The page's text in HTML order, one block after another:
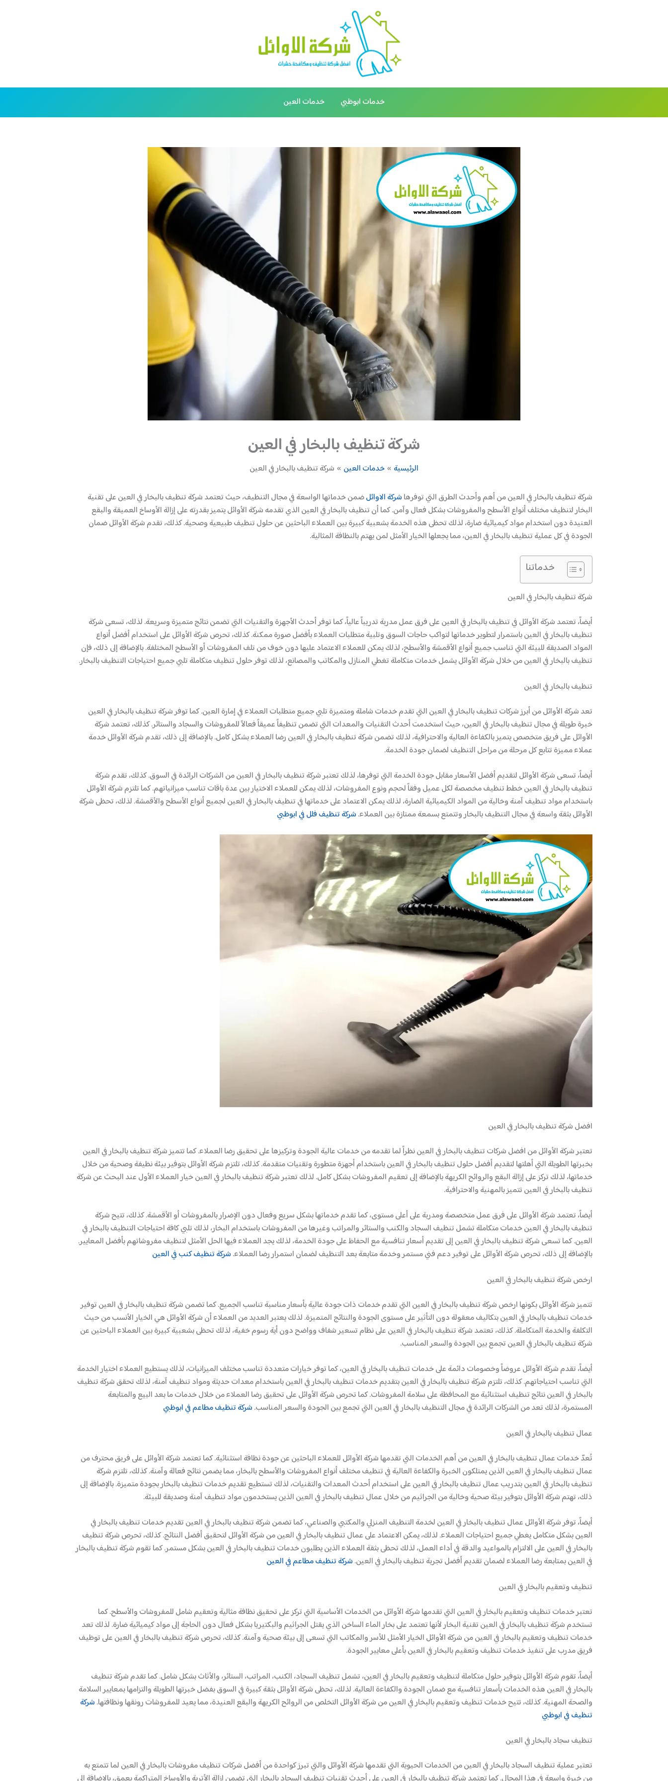
خدمات ابوظبي خدمات العين
شركة تنظيف بالبخار في العين
الرئيسية خدمات العين شركة تنظيف بالبخار في العين
شركة تنظيف بالبخار في العين من أهم وأحدث الطرق التي توفرهاشركة الاوائلضمن خدماتها الواسعة في مجال التنظيف، حيث تعتمد شركة تنظيف بالبخار في العين على تقنية
البخار لتنظيف مختلف أنواع الأسطح والمفروشات بشكل فعال وآمن. كما أن تنظيف بالبخار في العين الذي تقدمه شركة الأوائل يتميز بقدرته على إزالة الأوساخ العميقة والبقع
العنيدة دون استخدام مواد كيميائية ضارة، لذلك تحظى هذه الخدمة بشعبية كبيرة بين العملاء الباحثين عن حلول تنظيف طبيعية وصحية. كذلك، تقدم شركة الأوائل ضمان
الجودة في كل عملية تنظيف بالبخار في العين، مما يجعلها الخيار الأمثل لمن يهتم بالنظافة المثالية.
خدماتنا
شركة تنظيف بالبخار في العين
أيضاً، تعتمد شركة الأوائل في تنظيف بالبخار في العين على فرق عمل مدربة تدريباً عالياً، كما توفر أحدث الأجهزة والتقنيات التي تضمن نتائج متميزة وسريعة. لذلك، تسعى شركة
تنظيف بالبخار في العين باستمرار لتطوير خدماتها لتواكب حاجات السوق وتلبية متطلبات العملاء بأفضل صورة ممكنة. كذلك، تحرص شركة الأوائل على استخدام أفضل أنواع
المواد الصديقة للبيئة التي تناسب جميع أنواع الأقمشة والأسطح، لذلك يمكن للعملاء الاعتماد عليها دون خوف من تلف المفروشات أو الأسطح المختلفة. بالإضافة إلى ذلك، فإن
تنظيف بالبخار في العين من خلال شركة الأوائل يشمل خدمات متكاملة تغطي المنازل والمكاتب والمصانع، لذلك توفر حلول تنظيف متكاملة تلبي جميع احتياجات التنظيف بالبخار.
تنظيف بالبخار في العين
تعد شركة الأوائل من أبرز شركات تنظيف بالبخار في العين التي تقدم خدمات شاملة ومتميزة تلبي جميع متطلبات العملاء في إمارة العين. كما توفر شركة تنظيف بالبخار في العين
خبرة طويلة في مجال تنظيف بالبخار في العين، حيث استخدمت أحدث التقنيات والمعدات التي تضمن تنظيفاً عميقاً فعالاً للمفروشات والسجاد والستائر. كذلك، تعتمد شركة
الأوائل على فريق متخصص يتميز بالكفاءة العالية والاحترافية، لذلك تضمن شركة تنظيف بالبخار في العين رضا العملاء بشكل كامل. بالإضافة إلى ذلك، تقدم شركة الأوائل خدمة
عملاء مميزة تتابع كل مرحلة من مراحل التنظيف لضمان جودة الخدمة.
أيضاً، تسعى شركة الأوائل لتقديم أفضل الأسعار مقابل جودة الخدمة التي توفرها، لذلك تعتبر شركة تنظيف بالبخار في العين من الشركات الرائدة في السوق. كذلك، تقدم شركة
تنظيف بالبخار في العين خطط تنظيف مخصصة لكل عميل وفقاً لحجم ونوع المفروشات، لذلك يمكن للعملاء الاختيار بين عدة باقات تناسب ميزانياتهم. كما تلتزم شركة الأوائل
باستخدام مواد تنظيف آمنة وخالية من المواد الكيميائية الضارة، لذلك يمكن الاعتماد على خدماتها في تنظيف بالبخار في العين لجميع أنواع الأسطح والأقمشة. لذلك، تحظى شركة
الأوائل بثقة واسعة في مجال التنظيف بالبخار وتتمتع بسمعة ممتازة بين العملاء.شركة تنظيف فلل في ابوظبي
افضل شركة تنظيف بالبخار في العين
تعتبر شركة الأوائل من افضل شركات تنظيف بالبخار في العين نظراً لما تقدمه من خدمات عالية الجودة وتركيزها على تحقيق رضا العملاء. كما تتميز شركة تنظيف بالبخار في العين
بخبرتها الطويلة التي أهلتها لتقديم أفضل حلول تنظيف بالبخار في العين باستخدام أجهزة متطورة وتقنيات متقدمة. كذلك، تلتزم شركة الأوائل بتوفير بيئة نظيفة وصحية من خلال
خدماتها، لذلك تركز على إزالة البقع والروائح الكريهة بالإضافة إلى تعقيم المفروشات بشكل كامل. لذلك تعتبر شركة تنظيف بالبخار في العين خيار العملاء الأول عند البحث عن شركة
تنظيف بالبخار في العين تتميز بالمهنية والاحترافية.
أيضاً، تعتمد شركة الأوائل على فرق عمل متخصصة ومدربة على أعلى مستوى، كما تقدم خدماتها بشكل سريع وفعال دون الإضرار بالمفروشات أو الأقمشة. كذلك، تتيح شركة
تنظيف بالبخار في العين خدمات متكاملة تشمل تنظيف السجاد والكنب والستائر والمراتب وغيرها من المفروشات باستخدام البخار، لذلك تلبي كافة احتياجات التنظيف بالبخار في
العين. كما تسعى شركة تنظيف بالبخار في العين إلى تقديم أسعار تنافسية مع الحفاظ على جودة الخدمة، لذلك يجد العملاء فيها الحل الأمثل لتنظيف مفروشاتهم بأفضل المعايير.
بالإضافة إلى ذلك، تحرص شركة الأوائل على توفير دعم فني مستمر وخدمة متابعة بعد التنظيف لضمان استمرار رضا العملاء.شركة تنظيف كنب في العين
ارخص شركة تنظيف بالبخار في العين
تتميز شركة الأوائل بكونها ارخص شركة تنظيف بالبخار في العين التي تقدم خدمات ذات جودة عالية بأسعار مناسبة تناسب الجميع. كما تضمن شركة تنظيف بالبخار في العين توفير
خدمات تنظيف بالبخار في العين بتكاليف معقولة دون التأثير على مستوى الجودة والنتائج المتميزة. لذلك يعتبر العديد من العملاء أن شركة الأوائل هي الخيار الأنسب من حيث
التكلفة والخدمة المتكاملة. كذلك، تعتمد شركة تنظيف بالبخار في العين على نظام تسعير شفاف وواضح دون أية رسوم خفية، لذلك تحظى بشعبية كبيرة بين العملاء الباحثين عن
شركة تنظيف بالبخار في العين تجمع بين الجودة والسعر المناسب.
أيضاً، تقدم شركة الأوائل عروضاً وخصومات دائمة على خدمات تنظيف بالبخار في العين، كما توفر خيارات متعددة تناسب مختلف الميزانيات، لذلك يستطيع العملاء اختيار الخدمة
التي تناسب احتياجاتهم. كذلك، تلتزم شركة تنظيف بالبخار في العين بتقديم خدمات تنظيف بالبخار في العين باستخدام معدات حديثة ومواد تنظيف آمنة، لذلك تحقق شركة تنظيف
بالبخار في العين نتائج تنظيف استثنائية مع المحافظة على سلامة المفروشات. كما تحرص شركة الأوائل على تحقيق رضا العملاء من خلال خدمات ما بعد البيع والمتابعة
المستمرة، لذلك تعد من الشركات الرائدة في مجال التنظيف بالبخار في العين التي تجمع بين الجودة والسعر المناسب.شركة تنظيف مطاعم في ابوظبي
عمال تنظيف بالبخار في العين
تُعدّ خدمات عمال تنظيف بالبخار في العين من أهم الخدمات التي تقدمها شركة الأوائل للعملاء الباحثين عن جودة نظافة استثنائية. كما تعتمد شركة الأوائل على فريق محترف من
عمال تنظيف بالبخار في العين الذين يمتلكون الخبرة والكفاءة العالية في تنظيف مختلف أنواع المفروشات والأسطح بالبخار، مما يضمن نتائج فعالة وآمنة. كذلك، تلتزم شركة
تنظيف بالبخار في العين بتدريب عمال تنظيف بالبخار في العين على استخدام أحدث المعدات والتقنيات، لذلك تستطيع تقديم خدمات تنظيف بالبخار بجودة متميزة. بالإضافة إلى
ذلك، تهتم شركة الأوائل بتوفير بيئة صحية وخالية من الجراثيم من خلال عمال تنظيف بالبخار في العين الذين يستخدمون مواد تنظيف آمنة وصديقة للبيئة.
أيضاً، توفر شركة الأوائل عمال تنظيف بالبخار في العين لخدمة التنظيف المنزلي والمكتبي والصناعي، كما تضمن شركة تنظيف بالبخار في العين تقديم خدمات تنظيف بالبخار في
العين بشكل متكامل يغطي جميع احتياجات العملاء. لذلك، يمكن الاعتماد على عمال تنظيف بالبخار في العين من شركة الأوائل لتحقيق أفضل النتائج. كذلك، تحرص شركة تنظيف
بالبخار في العين على الالتزام بالمواعيد والدقة في أداء العمل، لذلك تحظى بثقة العملاء الذين يطلبون خدمات تنظيف بالبخار في العين بشكل مستمر. كما تقوم شركة تنظيف بالبخار
في العين بمتابعة رضا العملاء لضمان تقديم أفضل تجربة تنظيف بالبخار في العين.شركة تنظيف مطاعم في العين
تنظيف وتعقيم بالبخار في العين
تعتبر خدمات تنظيف وتعقيم بالبخار في العين التي تقدمها شركة الأوائل من الخدمات الأساسية التي تركز على تحقيق نظافة مثالية وتعقيم شامل للمفروشات والأسطح. كما
تستخدم شركة تنظيف بالبخار في العين تقنية البخار لأنها تعتمد على بخار الماء الساخن الذي يقتل الجراثيم والبكتيريا بشكل فعال دون الحاجة إلى مواد كيميائية ضارة. لذلك تعد
خدمات تنظيف وتعقيم بالبخار في العين من شركة الأوائل الخيار الأمثل للأسر والمكاتب التي تسعى إلى بيئة صحية وآمنة. كذلك، تحرص شركة تنظيف بالبخار في العين على توظيف
فريق مدرب على تنفيذ خدمات تنظيف وتعقيم بالبخار في العين بأعلى معايير الجودة.
أيضاً، تقوم شركة الأوائل بتوفير حلول متكاملة لتنظيف وتعقيم بالبخار في العين، تشمل تنظيف السجاد، الكنب، المراتب، الستائر، والأثاث بشكل شامل. كما تقدم شركة تنظيف
بالبخار في العين هذه الخدمات بأسعار تنافسية مع ضمان الجودة والكفاءة العالية. لذلك، تحظى شركة الأوائل بثقة كبيرة في السوق بفضل خبرتها الطويلة والتزامها بمعايير السلامة
والصحة المهنية. كذلك، تتيح خدمات تنظيف وتعقيم بالبخار في العين من شركة الأوائل التخلص من الروائح الكريهة والبقع العنيدة، مما يعيد للمفروشات رونقها ونظافتها.شركة
تنظيف في ابوظبي
تنظيف سجاد بالبخار في العين
تعتبر عملية تنظيف السجاد بالبخار في العين من الخدمات الحيوية التي تقدمها شركة الأوائل والتي تبرز كواحدة من أفضل شركات تنظيف مفروشات بالبخار في العين لما تتمتع به